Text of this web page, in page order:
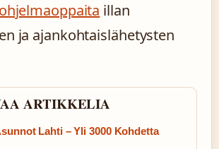
illan
ja ajankohtaislähetysten
ARTIKKELIA
Lahti – Yli 3000 Kohdetta